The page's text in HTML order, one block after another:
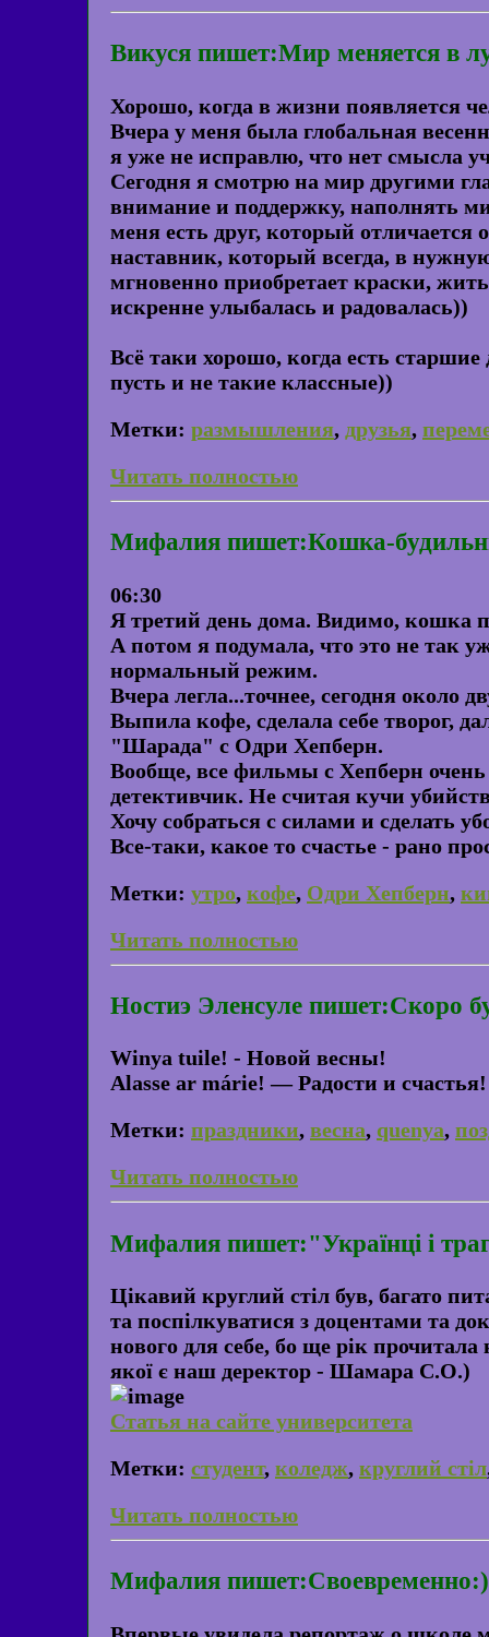
Викуся пишет:Мир меняется в
Хорошо, когда в жизни появляется
Вчера у меня была глобальная
я уже не исправлю, что нет смысла
Сегодня я смотрю на мир другими
внимание и поддержку, наполнять
меня есть друг, который
наставник, который всегда, в
мгновенно приобретает краски,
искренне улыбалась и радовалась))
Всё таки хорошо, когда есть
пусть и не такие классные))
Метки: размышления, друзья,
Читать полностью
Мифалия пишет:Кошка-
06:30
Я третий день дома. Видимо, кошка
А потом я подумала, что это не так
нормальный режим.
Вчера легла...точнее, сегодня около
Выпила кофе, сделала себе творог,
"Шарада" с Одри Хепберн.
Вообще, все фильмы с Хепберн
детективчик. Не считая кучи
Хочу собраться с силами и сделать
Все-таки, какое то счастье - рано
Метки: утро, кофе, Одри Хепберн,
Читать полностью
Ностиэ Эленсуле пишет:Скоро
Winya tuile! - Новой весны!
Alasse ar márie! — Радости и счастья!
Метки: праздники, весна, quenya,
Читать полностью
Мифалия пишет:"Українці і
Цікавий круглий стіл був, багато
та поспілкуватися з доцентами та
нового для себе, бо ще рік
якої є наш деректор - Шамара С.О.)
Статья на сайте университета
Метки: студент, коледж, круглий стіл
Читать полностью
Мифалия пишет:Своевременно:)